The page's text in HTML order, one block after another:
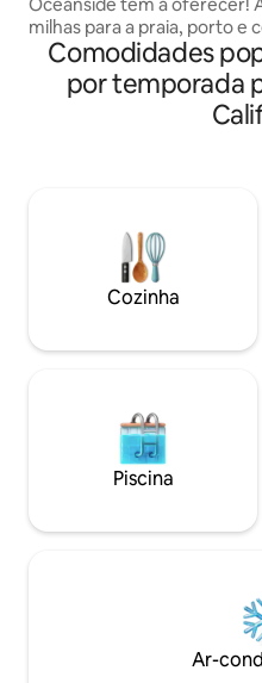
milhas para a praia, porto e
cidade com restaurantes,
9 milhas para a Legoland.
e aconchegante com ar
central em um bairro
para desfrutar de uma
Comodidades ideais para
cadeira alta, pack-n-play,
bebê, brinquedos,
Comodidades
por temporada
Cozinha
Piscina
Ar-